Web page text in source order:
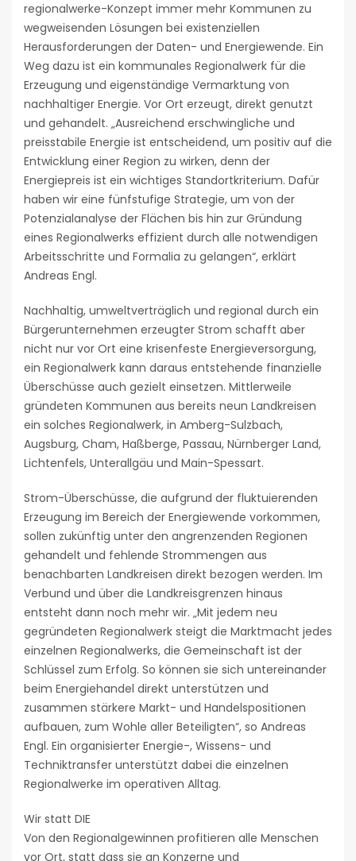
regionalwerke-Konzept immer mehr Kommunen zu
wegweisenden Lösungen bei existenziellen
Herausforderungen der Daten- und Energiewende. Ein
Weg dazu ist ein kommunales Regionalwerk für die
Erzeugung und eigenständige Vermarktung von
nachhaltiger Energie. Vor Ort erzeugt, direkt genutzt
und gehandelt. „Ausreichend erschwingliche und
preisstabile Energie ist entscheidend, um positiv auf die
Entwicklung einer Region zu wirken, denn der
Energiepreis ist ein wichtiges Standortkriterium. Dafür
haben wir eine fünfstufige Strategie, um von der
Potenzialanalyse der Flächen bis hin zur Gründung
eines Regionalwerks effizient durch alle notwendigen
Arbeitsschritte und Formalia zu gelangen“, erklärt
Andreas Engl.
Nachhaltig, umweltverträglich und regional durch ein
Bürgerunternehmen erzeugter Strom schafft aber
nicht nur vor Ort eine krisenfeste Energieversorgung,
ein Regionalwerk kann daraus entstehende finanzielle
Überschüsse auch gezielt einsetzen. Mittlerweile
gründeten Kommunen aus bereits neun Landkreisen
ein solches Regionalwerk, in Amberg-Sulzbach,
Augsburg, Cham, Haßberge, Passau, Nürnberger Land,
Lichtenfels, Unterallgäu und Main-Spessart.
Strom-Überschüsse, die aufgrund der fluktuierenden
Erzeugung im Bereich der Energiewende vorkommen,
sollen zukünftig unter den angrenzenden Regionen
gehandelt und fehlende Strommengen aus
benachbarten Landkreisen direkt bezogen werden. Im
Verbund und über die Landkreisgrenzen hinaus
entsteht dann noch mehr wir. „Mit jedem neu
gegründeten Regionalwerk steigt die Marktmacht jedes
einzelnen Regionalwerks, die Gemeinschaft ist der
Schlüssel zum Erfolg. So können sie sich untereinander
beim Energiehandel direkt unterstützen und
zusammen stärkere Markt- und Handelspositionen
aufbauen, zum Wohle aller Beteiligten“, so Andreas
Engl. Ein organisierter Energie-, Wissens- und
Techniktransfer unterstützt dabei die einzelnen
Regionalwerke im operativen Alltag.
Wir statt DIE
Von den Regionalgewinnen profitieren alle Menschen
vor Ort, statt dass sie an Konzerne und